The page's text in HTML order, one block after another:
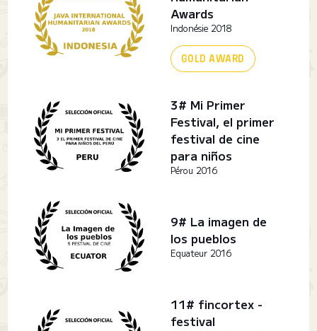
Awards
Indonésie 2018
GOLD AWARD
3# Mi Primer
Festival, el primer
festival de cine
para niños
Pérou 2016
9# La imagen de
los pueblos
Equateur 2016
11# fincortex -
festival